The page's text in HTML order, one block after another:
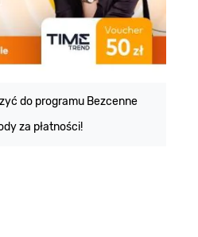
do programu Bezcenne
za płatności!